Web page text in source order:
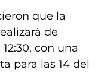
que la
de
con una
para las 14 del